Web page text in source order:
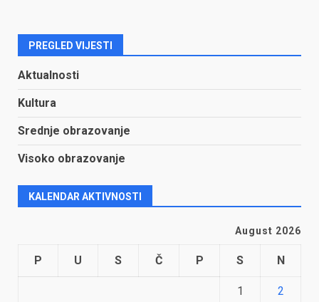
PREGLED VIJESTI
Aktualnosti
Kultura
Srednje obrazovanje
Visoko obrazovanje
KALENDAR AKTIVNOSTI
August 2026
P U S Č P S N
1 2